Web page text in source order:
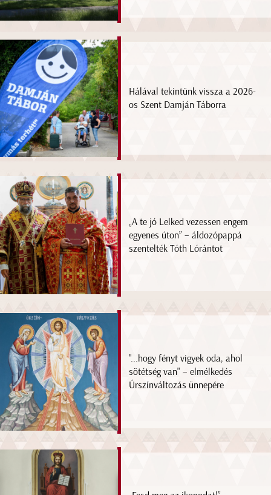
Hálával tekintünk vissza a 2026-
os Szent Damján Táborra
„A te jó Lelked vezessen engem
egyenes úton” – áldozópappá
szentelték Tóth Lórántot
"...hogy fényt vigyek oda, ahol
sötétség van" – elmélkedés
Úrszínváltozás ünnepére